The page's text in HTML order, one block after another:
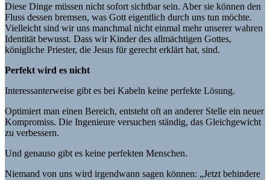
Diese Dinge müssen nicht sofort sichtbar sein. Aber sie können den
Fluss dessen bremsen, was Gott eigentlich durch uns tun möchte.
Vielleicht sind wir uns manchmal nicht einmal mehr unserer wahren
Identität bewusst. Dass wir Kinder des allmächtigen Gottes,
königliche Priester, die Jesus für gerecht erklärt hat, sind.
Perfekt wird es nicht
Interessanterweise gibt es bei Kabeln keine perfekte Lösung.
Optimiert man einen Bereich, entsteht oft an anderer Stelle ein neuer
Kompromiss. Die Ingenieure versuchen ständig, das Gleichgewicht
zu verbessern.
Und genauso gibt es keine perfekten Menschen.
Niemand von uns wird irgendwann sagen können: „Jetzt behindere